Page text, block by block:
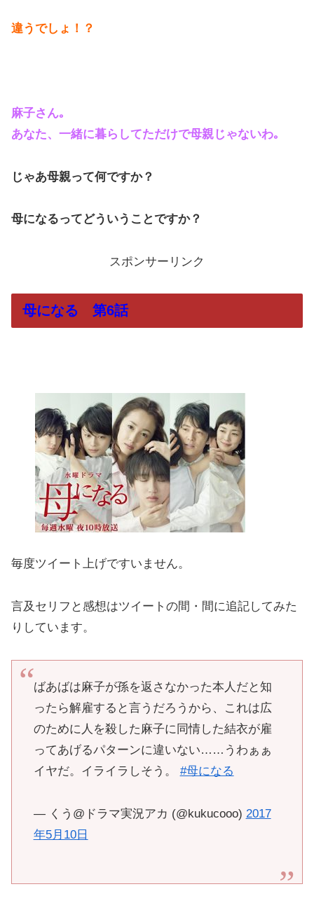
違うでしょ！？
麻子さん｡
あなた、一緒に暮らしてただけで母親じゃないわ｡
じゃあ母親って何ですか？
母になるってどういうことですか？
スポンサーリンク
母になる 第6話
毎度ツイート上げですいません。
言及セリフと感想はツイートの間・間に追記してみた
りしています。
ばあばは麻子が孫を返さなかった本人だと知
ったら解雇すると言うだろうから、これは広
のために人を殺した麻子に同情した結衣が雇
ってあげるパターンに違いない……うわぁぁ
イヤだ。イライラしそう。 #母になる
— くう@ドラマ実況アカ (@kukucooo) 2017
年5月10日